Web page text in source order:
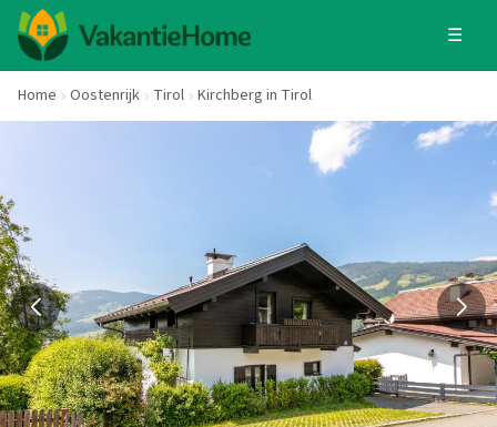
☰
Home Oostenrijk Tirol Kirchberg in Tirol